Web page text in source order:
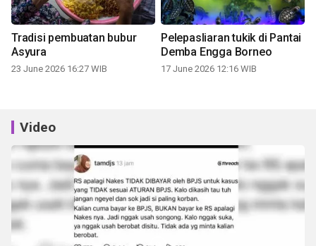
Tradisi pembuatan bubur
Asyura
23 June 2026 16:27 WIB
Pelepasliaran tukik di Pantai
Demba Engga Borneo
17 June 2026 12:16 WIB
Video